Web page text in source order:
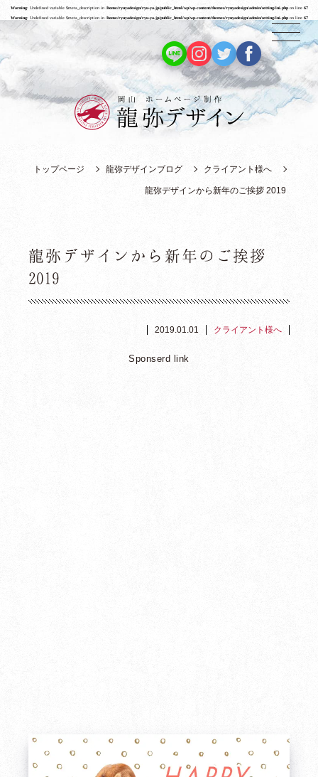
Warning: Undefined variable $meta_description in /home/ryuyadesign/ryu-ya.jp/public_html/wp/wp-content/themes/ryuyadesign/admin/setting/ini.phpon line 67
Warning: Undefined variable $meta_description in /home/ryuyadesign/ryu-ya.jp/public_html/wp/wp-content/themes/ryuyadesign/admin/setting/ini.phpon line 67
トップページ 龍弥デザインブログ クライアント様へ
龍弥デザインから新年のご挨拶 2019
龍弥デザインから新年のご挨拶
2019
2019.01.01 クライアント様へ
Sponserd link